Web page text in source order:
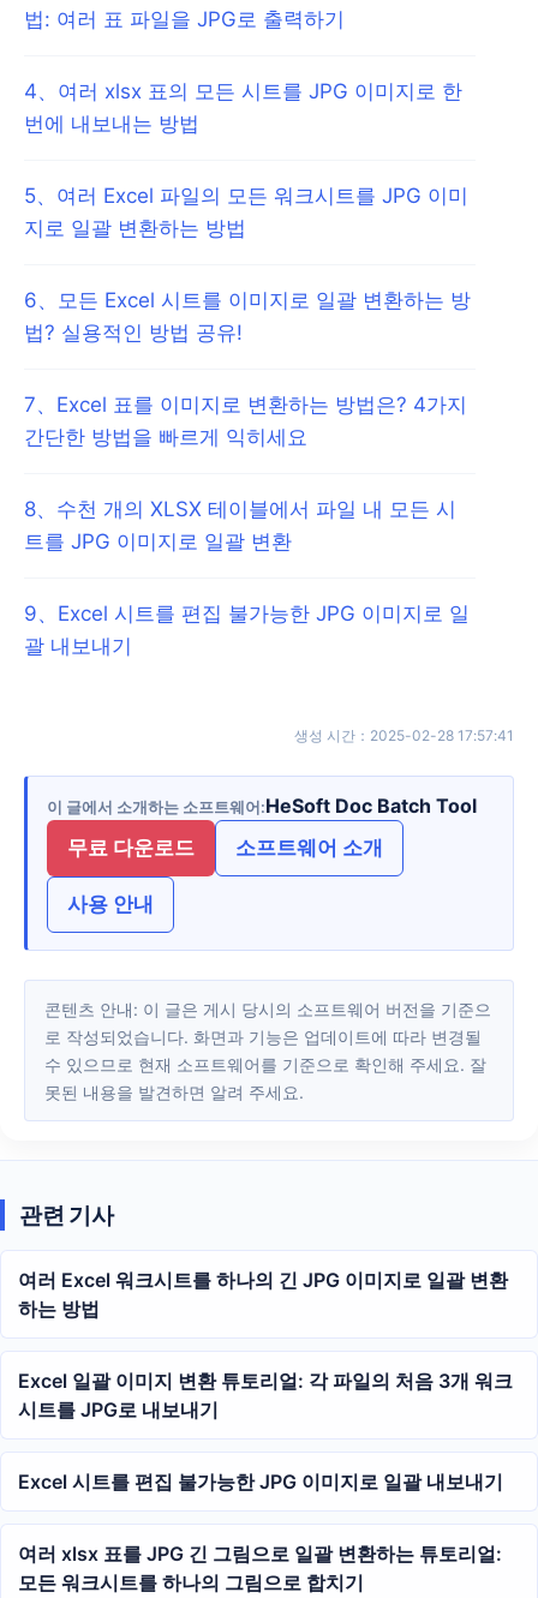
법: 여러 표 파일을 JPG로 출력하기
4、 여러 xlsx 표의 모든 시트를 JPG 이미지로 한
번에 내보내는 방법
5、 여러 Excel 파일의 모든 워크시트를 JPG 이미
지로 일괄 변환하는 방법
6、
모든 Excel 시트를 이미지로 일괄 변환하는 방
법? 실용적인 방법 공유!
7、 Excel 표를 이미지로 변환하는 방법은? 4가지
간단한 방법을 빠르게 익히세요
8、 수천 개의 XLSX 테이블에서 파일 내 모든 시
트를 JPG 이미지로 일괄 변환
9、 Excel 시트를 편집 불가능한 JPG 이미지로 일
괄 내보내기
생성 시간 ： 2025-02-28 17:57:41
이 글에서 소개하는 소프트웨어 HeSoft Doc Batch Tool
무료 다운로드
소프트웨어 소개
사용 안내
콘텐츠 안내: 이 글은 게시 당시의 소프트웨어 버전을 기준으
로 작성되었습니다. 화면과 기능은 업데이트에 따라 변경될
수 있으므로 현재 소프트웨어를 기준으로 확인해 주세요. 잘
못된 내용을 발견하면 알려 주세요.
관련 기사
여러 Excel 워크시트를 하나의 긴 JPG 이미지로 일괄 변환
하는 방법
Excel 일괄 이미지 변환 튜토리얼: 각 파일의 처음 3개 워크
시트를 JPG로 내보내기
Excel 시트를 편집 불가능한 JPG 이미지로 일괄 내보내기
여러 xlsx 표를 JPG 긴 그림으로 일괄 변환하는 튜토리얼:
모든 워크시트를 하나의 그림으로 합치기